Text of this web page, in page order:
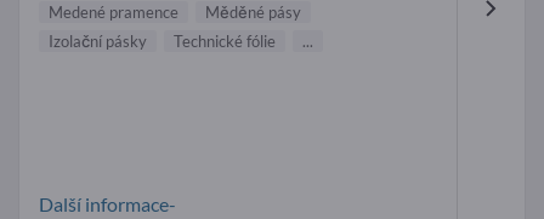
Medené pramence
Měděné pásy
Izolační pásky
Technické fólie ...
Další informace-